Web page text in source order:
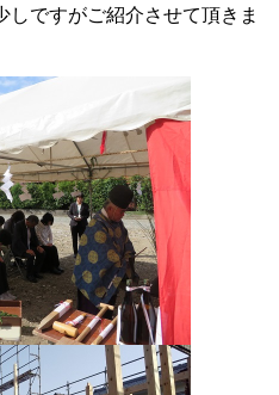
しですがご紹介させて頂きま